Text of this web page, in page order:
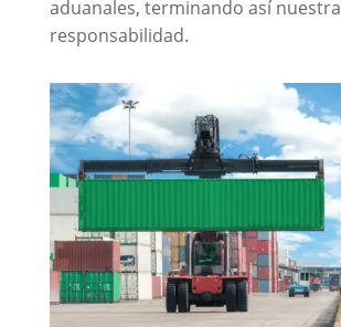
aduanales, terminando así nuestra
responsabilidad.